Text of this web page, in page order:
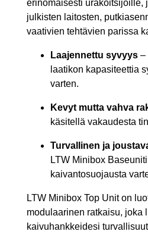
erinomaisesti urakoitsijoille,
julkisten laitosten,
vaativien tehtävien parissa
Laajennettu syvyys –
laatikon kapasiteettia
varten.
Kevyt mutta vahva
käsitellä vakaudesta
Turvallinen ja
LTW Minibox
kaivantosuojausta
LTW Minibox Top Unit on
modulaarinen ratkaisu, joka
kaivuhankkeidesi